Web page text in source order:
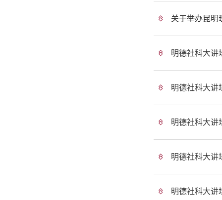
关于举办昆明
明德社科大讲
明德社科大讲
明德社科大讲
明德社科大讲
明德社科大